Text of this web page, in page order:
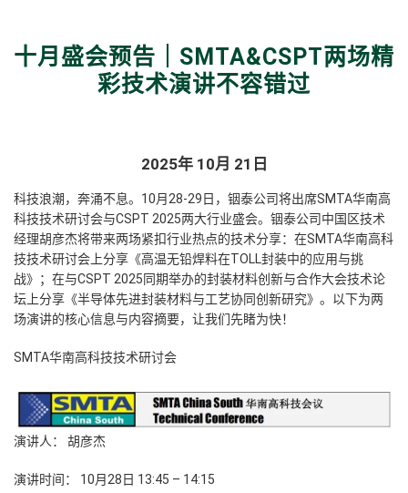
十月盛会预告｜SMTA&CSPT两场精
彩技术演讲不容错过
2025年 10月 21日
科技浪潮，奔涌不息。10月28-29日，铟泰公司将出席SMTA华南高
科技技术研讨会与CSPT 2025两大行业盛会。铟泰公司中国区技术
经理胡彦杰将带来两场紧扣行业热点的技术分享：在SMTA华南高科
技技术研讨会上分享《高温无铅焊料在TOLL封装中的应用与挑
战》；在与CSPT 2025同期举办的封装材料创新与合作大会技术论
坛上分享《半导体先进封装材料与工艺协同创新研究》。以下为两
场演讲的核心信息与内容摘要，让我们先睹为快！
SMTA华南高科技技术研讨会
演讲人： 胡彦杰
演讲时间： 10月28日 13:45 – 14:15